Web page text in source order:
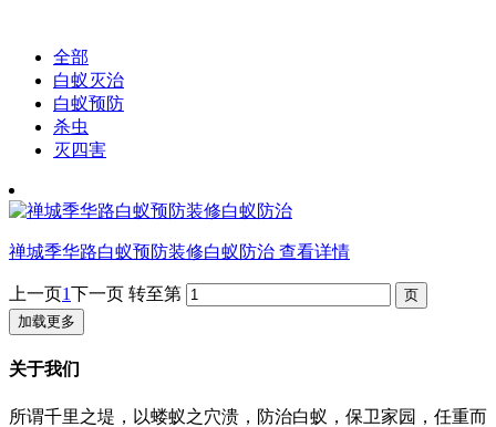
全部
白蚁灭治
白蚁预防
杀虫
灭四害
禅城季华路白蚁预防装修白蚁防治 查看详情
上一页1下一页 转至第
加载更多
关于我们
所谓千里之堤，以蝼蚁之穴溃，防治白蚁，保卫家园，任重而